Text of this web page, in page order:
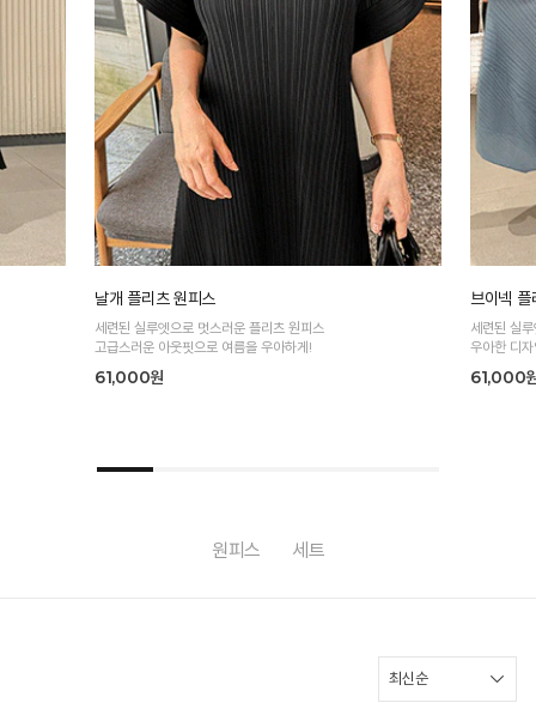
날개 플리츠 원피스
세련된 실루엣으로 멋스러운 플리츠 원피스
고급스러운 아웃핏으로 여름을 우아하게!
61,000원
브이넥
세련된 실
우아한 디
61,000
원피스 세트